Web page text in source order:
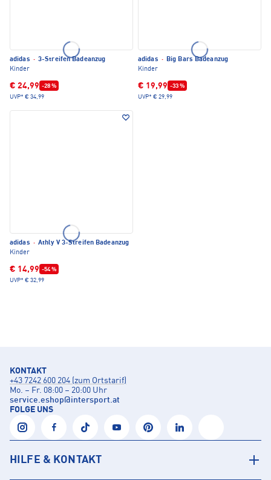
adidas · 3-Streifen Badeanzug
Kinder
€ 24,99 -28 %
UVP* € 34,99
adidas · Big Bars Badeanzug
Kinder
€ 19,99 -33 %
UVP* € 29,99
adidas · Athly V 3-Streifen Badeanzug
Kinder
€ 14,99 -54 %
UVP* € 32,99
KONTAKT
+43 7242 600 204 (zum Ortstarif)
Mo. – Fr. 08:00 – 20:00 Uhr
service.eshop@intersport.at
FOLGE UNS
HILFE & KONTAKT